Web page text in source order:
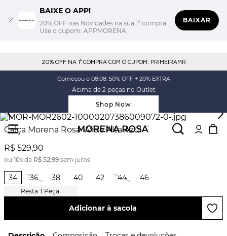
BAIXE O APP!
20% OFF nas Novidades na sua 1° compra.
Use o cupom: APPMORENA
BAIXAR
20% OFF NA 1° COMPRA COM O CUPOM: PRIMEIRAMR
Começou o 08.08: 50% OFF + 20% EXTRA
Acima de 2 peças no Outlet
Shop Now
Calça Morena Rosa Wide Alta Azul
R$ 529,90
ou 10x de R$ 52,99 sem juros
34 36 38 40 42 44 46
1 Peça.
Adicionar à sacola